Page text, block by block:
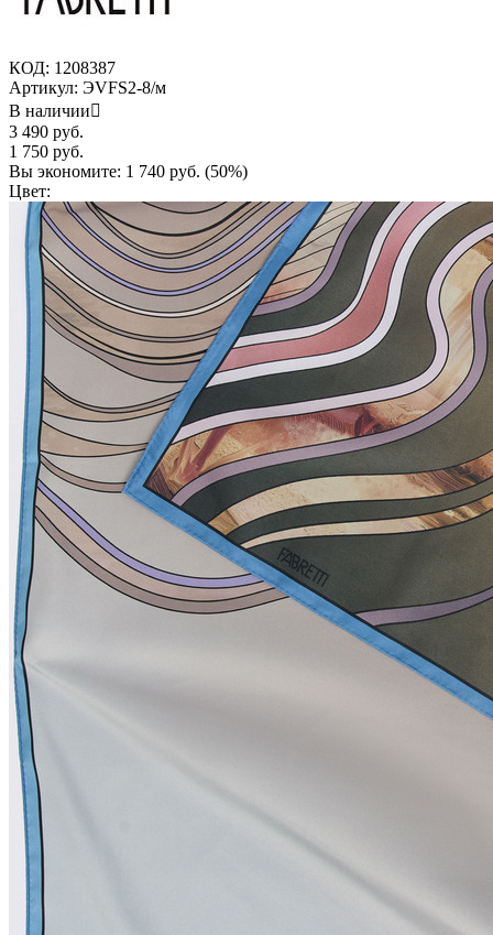
КОД: 1208387
Артикул: ЭVFS2-8/м
В наличии
3 490 руб.
1 750 руб.
Вы экономите: 1 740 руб. (50%)
Цвет: